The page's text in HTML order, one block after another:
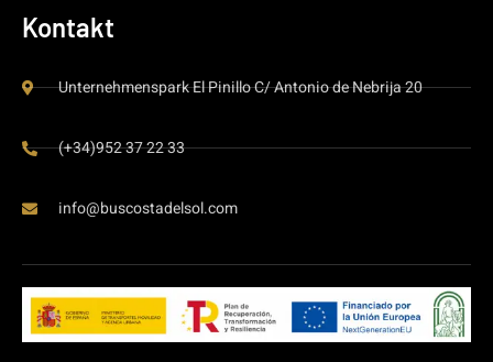
Kontakt
Unternehmenspark El Pinillo C/ Antonio de Nebrija 20
(+34)952 37 22 33
info@buscostadelsol.com